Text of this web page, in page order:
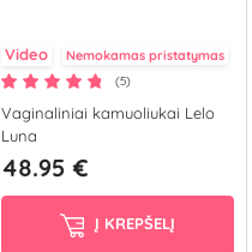
Video Nemokamas pristatymas
(5)
Vaginaliniai kamuoliukai Lelo
Luna
48.95 €
Į KREPŠELĮ